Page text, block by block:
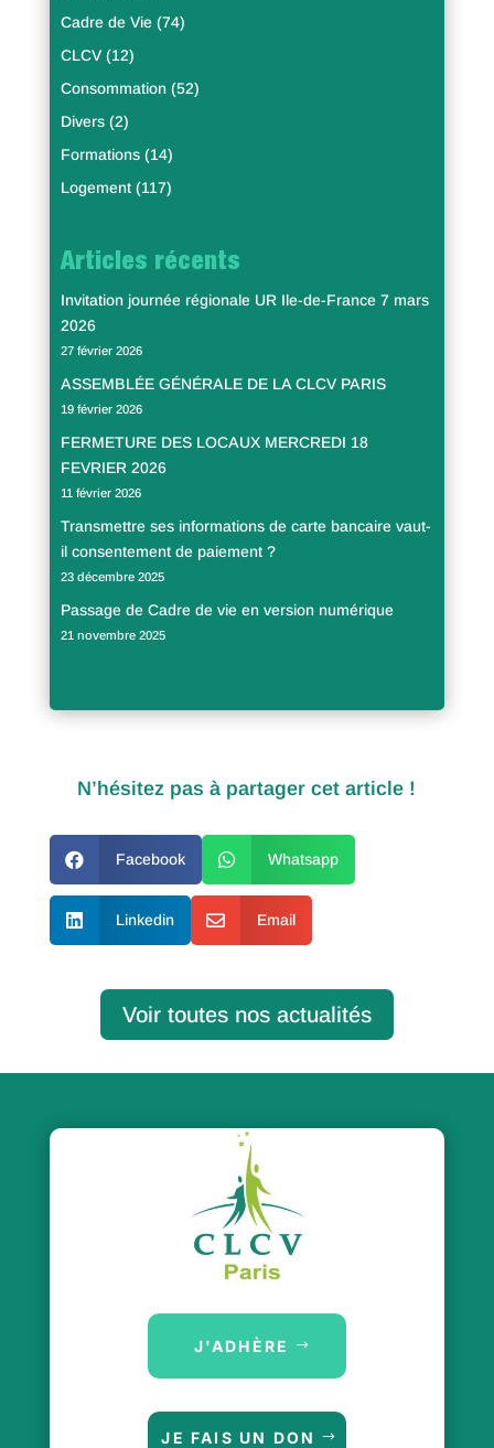
Cadre de Vie(74)
CLCV(12)
Consommation(52)
Divers(2)
Formations(14)
Logement(117)
Articles récents
Invitation journée régionale UR Ile-de-France 7 mars
2026
27 février 2026
ASSEMBLÉE GÉNÉRALE DE LA CLCV PARIS
19 février 2026
FERMETURE DES LOCAUX MERCREDI 18
FEVRIER 2026
11 février 2026
Transmettre ses informations de carte bancaire vaut-
il consentement de paiement ?
23 décembre 2025
Passage de Cadre de vie en version numérique
21 novembre 2025
N’hésitez pas à partager cet article !
 Facebook  Whatsapp
 Linkedin  Email
Voir toutes nos actualités
J'ADHÈRE
JE FAIS UN DON